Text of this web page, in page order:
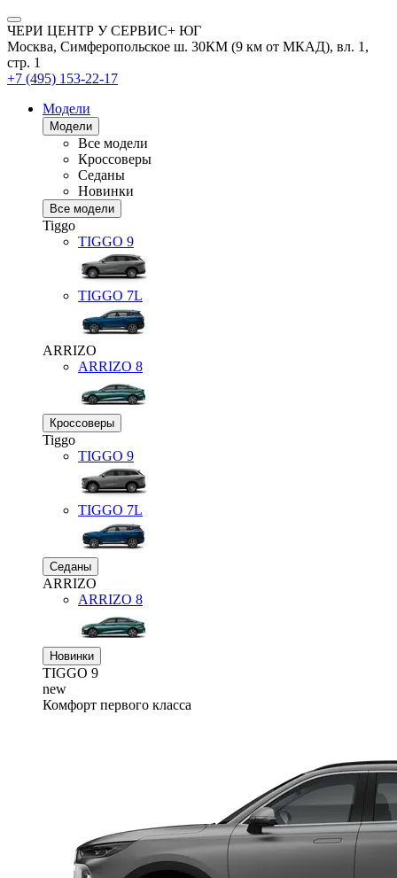
ЧЕРИ ЦЕНТР У СЕРВИС+ ЮГ
Москва, Симферопольское ш. 30КМ (9 км от МКАД), вл. 1,
стр. 1
+7 (495) 153-22-17
Модели
Модели
Все модели
Кроссоверы
Седаны
Новинки
Все модели
Tiggo
TIGGO 9
TIGGO 7L
ARRIZO
ARRIZO 8
Кроссоверы
Tiggo
TIGGO 9
TIGGO 7L
Седаны
ARRIZO
ARRIZO 8
Новинки
TIGGO 9
new
Комфорт первого класса